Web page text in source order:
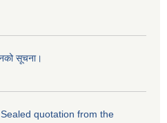
सूचना।
Sealed quotation from the